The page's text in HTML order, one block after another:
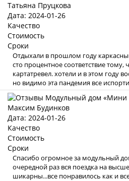
Татьяна Пруцкова
Дата: 2024-01-26
Качество
Стоимость
Сроки
Отдыхали в прошлом году
сто процентное соответствие тому,
картатревел. хотели и в этом году
но видимо эта пандемия все
Максим Будинков
Дата: 2024-01-26
Качество
Стоимость
Сроки
Спасибо огромное за модульный
очередной раз вся поездка на
шикарны...все понравилось как и